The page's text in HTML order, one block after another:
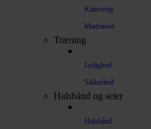
Katteseng
Madrasser
Træning
Lydighed
Sikkerhed
Halsbånd og seler
Halsbånd